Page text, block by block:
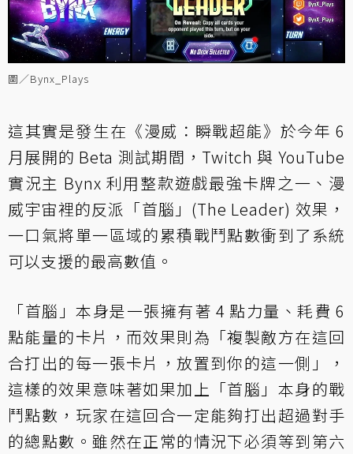
圖／Bynx_Plays
這其實是發生在《漫威：瞬戰超能》於今年 6
月展開的 Beta 測試期間，Twitch 與 YouTube
實況主 Bynx 利用整款遊戲最強卡牌之一、漫
威宇宙裡的反派「首腦」(The Leader) 效果，
一口氣將單一區域的累積戰鬥點數衝到了系統
可以支援的最高數值。
「首腦」本身是一張擁有著 4 點力量、耗費 6
點能量的卡片，而效果則為「複製敵方在這回
合打出的每一張卡片，放置到你的這一側」，
這樣的效果意味著如果加上「首腦」本身的戰
鬥點數，玩家在這回合一定能夠打出超過對手
的總點數。雖然在正常的情況下必須等到第六